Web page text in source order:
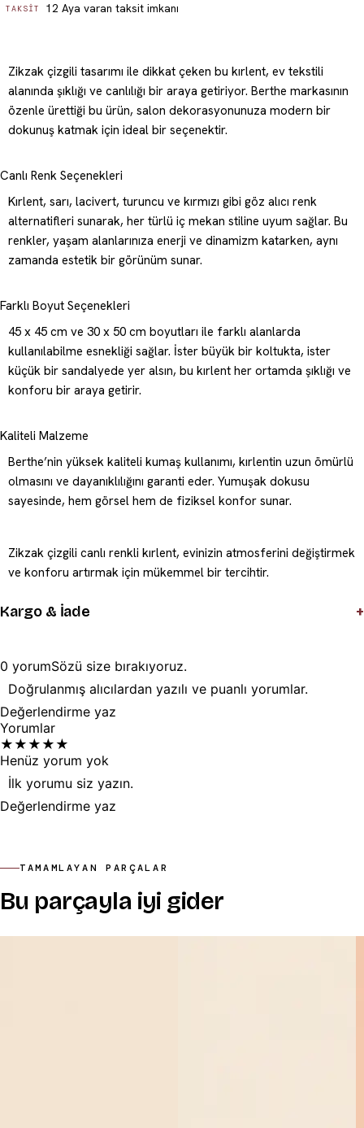
TAKSIT 12 Aya varan taksit imkanı
Zikzak çizgili tasarımı ile dikkat çeken bu kırlent, ev tekstili
alanında şıklığı ve canlılığı bir araya getiriyor. Berthe markasının
özenle ürettiği bu ürün, salon dekorasyonunuza modern bir
dokunuş katmak için ideal bir seçenektir.
Canlı Renk Seçenekleri
Kırlent, sarı, lacivert, turuncu ve kırmızı gibi göz alıcı renk
alternatifleri sunarak, her türlü iç mekan stiline uyum sağlar. Bu
renkler, yaşam alanlarınıza enerji ve dinamizm katarken, aynı
zamanda estetik bir görünüm sunar.
Farklı Boyut Seçenekleri
45 x 45 cm ve 30 x 50 cm boyutları ile farklı alanlarda
kullanılabilme esnekliği sağlar. İster büyük bir koltukta, ister
küçük bir sandalyede yer alsın, bu kırlent her ortamda şıklığı ve
konforu bir araya getirir.
Kaliteli Malzeme
Berthe’nin yüksek kaliteli kumaş kullanımı, kırlentin uzun ömürlü
olmasını ve dayanıklılığını garanti eder. Yumuşak dokusu
sayesinde, hem görsel hem de fiziksel konfor sunar.
Zikzak çizgili canlı renkli kırlent, evinizin atmosferini değiştirmek
ve konforu artırmak için mükemmel bir tercihtir.
Kargo & İade +
0 yorumSözü size bırakıyoruz.
Doğrulanmış alıcılardan yazılı ve puanlı yorumlar.
Değerlendirme yaz
Yorumlar
★ ★ ★ ★ ★
Henüz yorum yok
İlk yorumu siz yazın.
Değerlendirme yaz
TAMAMLAYAN PARÇALAR
Bu parçayla iyi gider